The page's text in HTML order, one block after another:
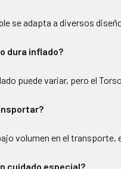
se adapta a diversos
dura inflado?
puede variar, pero el
volumen en el
cuidado especial?